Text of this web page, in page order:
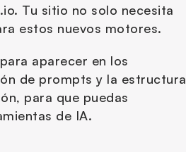
Tu sitio no solo necesita
estos nuevos motores.
aparecer en los
de prompts y la estructura
para que puedas
de IA.